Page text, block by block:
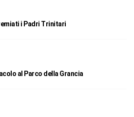
i Padri Trinitari
al Parco della Grancia